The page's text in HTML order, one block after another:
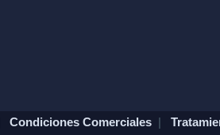
Condiciones Comerciales|